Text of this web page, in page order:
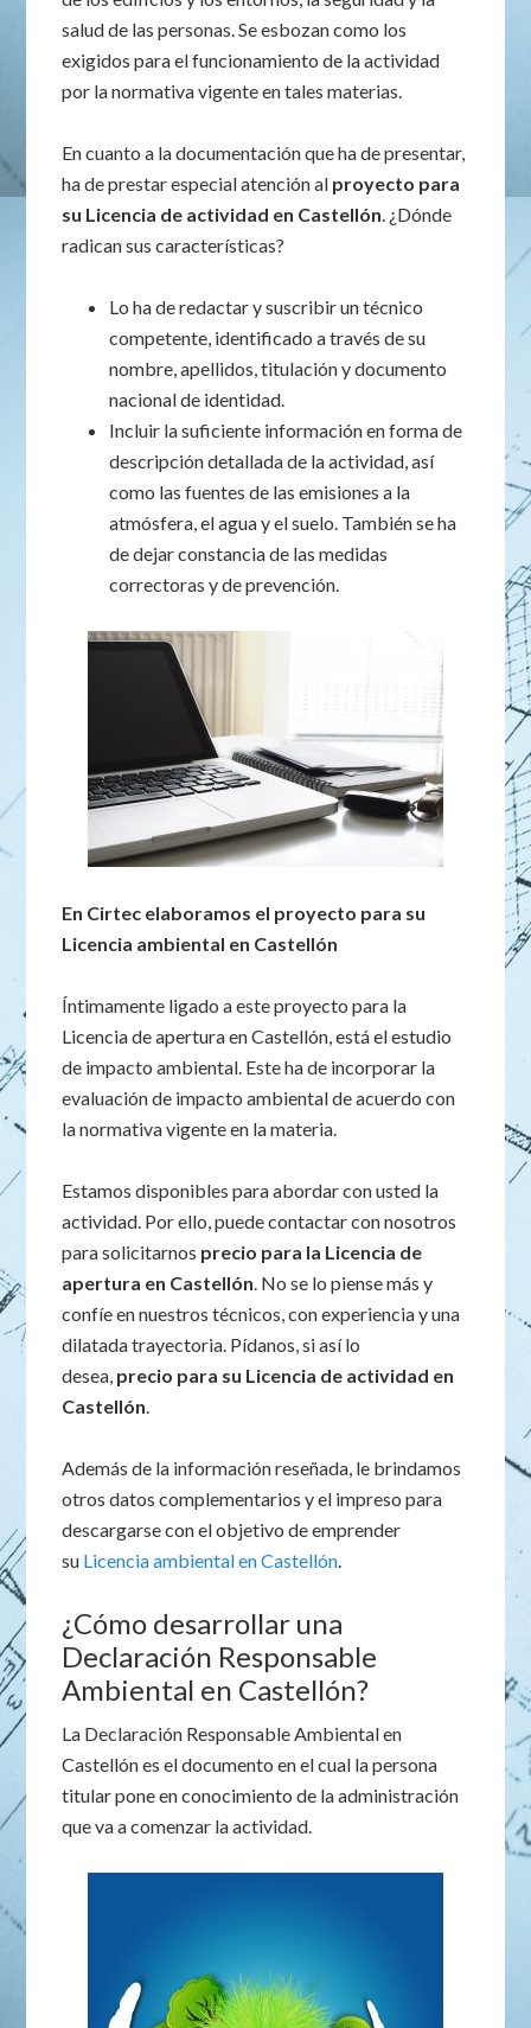
salud de las personas. Se esbozan como los
exigidos para el funcionamiento de la actividad
por la normativa vigente en tales materias.
En cuanto a la documentación que ha de presentar,
ha de prestar especial atención al proyecto para
su Licencia de actividad en Castellón. ¿Dónde
radican sus características?
Lo ha de redactar y suscribir un técnico
competente, identificado a través de su
nombre, apellidos, titulación y documento
nacional de identidad.
Incluir la suficiente información en forma de
descripción detallada de la actividad, así
como las fuentes de las emisiones a la
atmósfera, el agua y el suelo. También se ha
de dejar constancia de las medidas
correctoras y de prevención.
En Cirtec elaboramos el proyecto para su
Licencia ambiental en Castellón
Íntimamente ligado a este proyecto para la
Licencia de apertura en Castellón, está el estudio
de impacto ambiental. Este ha de incorporar la
evaluación de impacto ambiental de acuerdo con
la normativa vigente en la materia.
Estamos disponibles para abordar con usted la
actividad. Por ello, puede contactar con nosotros
para solicitarnos precio para la Licencia de
apertura en Castellón. No se lo piense más y
confíe en nuestros técnicos, con experiencia y una
dilatada trayectoria. Pídanos, si así lo
desea, precio para su Licencia de actividad en
Castellón.
Además de la información reseñada, le brindamos
otros datos complementarios y el impreso para
descargarse con el objetivo de emprender
su Licencia ambiental en Castellón.
¿Cómo desarrollar una
Declaración Responsable
Ambiental en Castellón?
La Declaración Responsable Ambiental en
Castellón es el documento en el cual la persona
titular pone en conocimiento de la administración
que va a comenzar la actividad.